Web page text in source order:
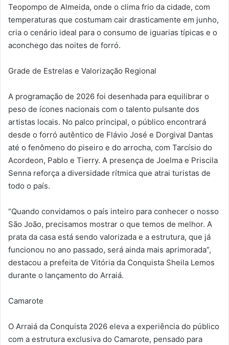
Teopompo de Almeida, onde o clima frio da cidade, com
temperaturas que costumam cair drasticamente em junho,
cria o cenário ideal para o consumo de iguarias típicas e o
aconchego das noites de forró.
Grade de Estrelas e Valorização Regional
A programação de 2026 foi desenhada para equilibrar o
peso de ícones nacionais com o talento pulsante dos
artistas locais. No palco principal, o público encontrará
desde o forró autêntico de Flávio José e Dorgival Dantas
até o fenômeno do piseiro e do arrocha, com Tarcísio do
Acordeon, Pablo e Tierry. A presença de Joelma e Priscila
Senna reforça a diversidade rítmica que atrai turistas de
todo o país.
“Quando convidamos o país inteiro para conhecer o nosso
São João, precisamos mostrar o que temos de melhor. A
prata da casa está sendo valorizada e a estrutura, que já
funcionou no ano passado, será ainda mais aprimorada”,
destacou a prefeita de Vitória da Conquista Sheila Lemos
durante o lançamento do Arraiá.
Camarote
O Arraiá da Conquista 2026 eleva a experiência do público
com a estrutura exclusiva do Camarote, pensado para